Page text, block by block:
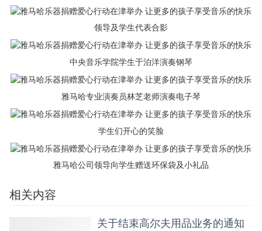
领导及学生代表合影
中央音乐学院学生于泊洋演奏钢琴
雅马哈专业演奏员林芝老师演奏电子琴
学生们开心的笑脸
雅马哈公司领导向学生赠送环保袋及小礼品
相关内容
关于结束高尔夫用品业务的通知